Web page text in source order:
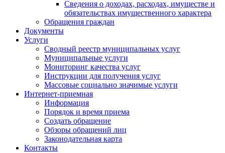
Сведения о доходах, расходах, имуществе и
обязательствах имущественного характера
Обращения граждан
Документы
Услуги
Сводный реестр муниципальных услуг
Муниципальные услуги
Мониторинг качества услуг
Инструкции для получения услуг
Массовые социально значимые услуги
Интернет-приемная
Информация
Порядок и время приема
Создать обращение
Обзоры обращений лиц
Законодательная карта
Контакты